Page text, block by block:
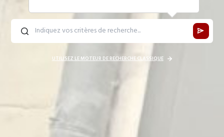
UTILISEZ LE MOTEUR DE RECHERCHE CLASSIQUE